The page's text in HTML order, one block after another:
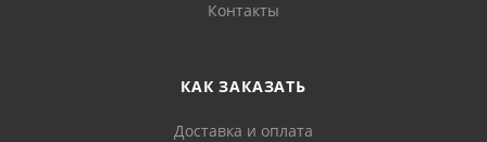
Контакты
КАК ЗАКАЗАТЬ
Доставка и оплата